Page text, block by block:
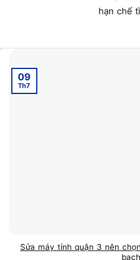
hạn chế
Sửa máy tính quận 3 nên
09
Th7